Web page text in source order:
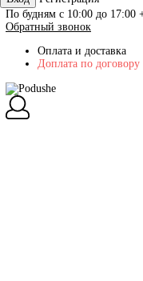
По будням с 10:00 до 17:00
Обратный звонок
Оплата и доставка
Доплата по договору